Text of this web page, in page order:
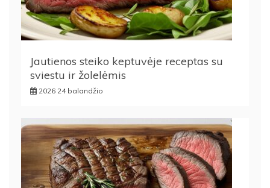
Jautienos steiko keptuvėje receptas su
sviestu ir žolelėmis
2026 24 balandžio